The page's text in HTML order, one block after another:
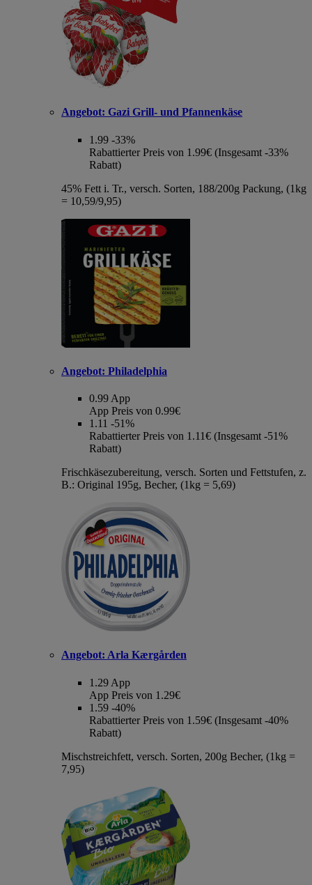
Angebot: Gazi Grill- und Pfannenkäse
1.99 -33%
Rabattierter Preis von 1.99€ (Insgesamt -33%
Rabatt)
45% Fett i. Tr., versch. Sorten, 188/200g Packung, (1kg
= 10,59/9,95)
Angebot: Philadelphia
0.99 App
App Preis von 0.99€
1.11 -51%
Rabattierter Preis von 1.11€ (Insgesamt -51%
Rabatt)
Frischkäsezubereitung, versch. Sorten und Fettstufen, z.
B.: Original 195g, Becher, (1kg = 5,69)
Angebot: Arla Kærgården
1.29 App
App Preis von 1.29€
1.59 -40%
Rabattierter Preis von 1.59€ (Insgesamt -40%
Rabatt)
Mischstreichfett, versch. Sorten, 200g Becher, (1kg =
7,95)